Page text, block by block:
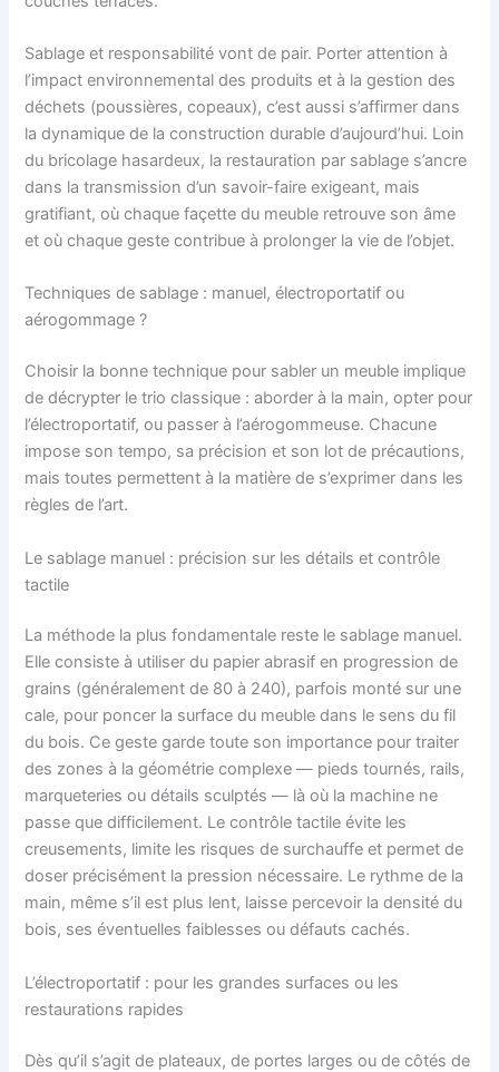
Sablage et responsabilité vont de pair. Porter attention à
l’impact environnemental des produits et à la gestion des
déchets (poussières, copeaux), c’est aussi s’affirmer dans
la dynamique de la construction durable d’aujourd’hui. Loin
du bricolage hasardeux, la restauration par sablage s’ancre
dans la transmission d’un savoir-faire exigeant, mais
gratifiant, où chaque façette du meuble retrouve son âme
et où chaque geste contribue à prolonger la vie de l’objet.
Techniques de sablage : manuel, électroportatif ou
aérogommage ?
Choisir la bonne technique pour sabler un meuble implique
de décrypter le trio classique : aborder à la main, opter pour
l’électroportatif, ou passer à l’aérogommeuse. Chacune
impose son tempo, sa précision et son lot de précautions,
mais toutes permettent à la matière de s’exprimer dans les
règles de l’art.
Le sablage manuel : précision sur les détails et contrôle
tactile
La méthode la plus fondamentale reste le sablage manuel.
Elle consiste à utiliser du papier abrasif en progression de
grains (généralement de 80 à 240), parfois monté sur une
cale, pour poncer la surface du meuble dans le sens du fil
du bois. Ce geste garde toute son importance pour traiter
des zones à la géométrie complexe — pieds tournés, rails,
marqueteries ou détails sculptés — là où la machine ne
passe que difficilement. Le contrôle tactile évite les
creusements, limite les risques de surchauffe et permet de
doser précisément la pression nécessaire. Le rythme de la
main, même s’il est plus lent, laisse percevoir la densité du
bois, ses éventuelles faiblesses ou défauts cachés.
L’électroportatif : pour les grandes surfaces ou les
restaurations rapides
Dès qu’il s’agit de plateaux, de portes larges ou de côtés de